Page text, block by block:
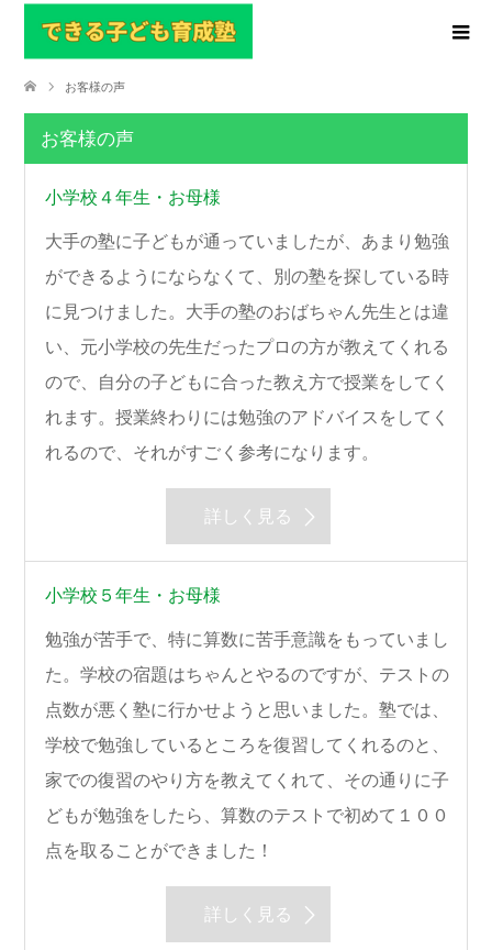
お客様の声
お客様の声
小学校４年生・お母様
大手の塾に子どもが通っていましたが、あまり勉強
ができるようにならなくて、別の塾を探している時
に見つけました。大手の塾のおばちゃん先生とは違
い、元小学校の先生だったプロの方が教えてくれる
ので、自分の子どもに合った教え方で授業をしてく
れます。授業終わりには勉強のアドバイスをしてく
れるので、それがすごく参考になります。
詳しく見る
小学校５年生・お母様
勉強が苦手で、特に算数に苦手意識をもっていまし
た。学校の宿題はちゃんとやるのですが、テストの
点数が悪く塾に行かせようと思いました。塾では、
学校で勉強しているところを復習してくれるのと、
家での復習のやり方を教えてくれて、その通りに子
どもが勉強をしたら、算数のテストで初めて１００
点を取ることができました！
詳しく見る